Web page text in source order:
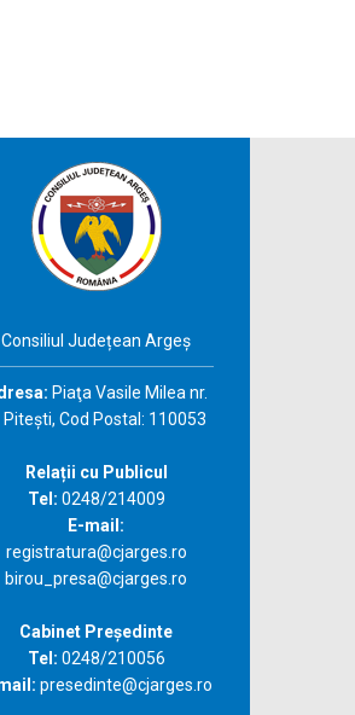
Consiliul Județean Argeș
Piaţa Vasile Milea nr.
Piteşti, Cod Postal: 110053
Relații cu Publicul
Tel: 0248/214009
E-mail:
registratura@cjarges.ro
birou_presa@cjarges.ro
Cabinet Președinte
Tel: 0248/210056
presedinte@cjarges.ro